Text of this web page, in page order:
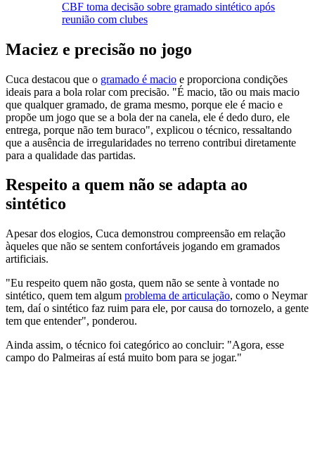
CBF toma decisão sobre gramado sintético após
reunião com clubes
Maciez e precisão no jogo
Cuca destacou que o gramado é macio e proporciona condições
ideais para a bola rolar com precisão. "É macio, tão ou mais macio
que qualquer gramado, de grama mesmo, porque ele é macio e
propõe um jogo que se a bola der na canela, ele é dedo duro, ele
entrega, porque não tem buraco", explicou o técnico, ressaltando
que a ausência de irregularidades no terreno contribui diretamente
para a qualidade das partidas.
Respeito a quem não se adapta ao
sintético
Apesar dos elogios, Cuca demonstrou compreensão em relação
àqueles que não se sentem confortáveis jogando em gramados
artificiais.
"Eu respeito quem não gosta, quem não se sente à vontade no
sintético, quem tem algum problema de articulação, como o Neymar
tem, daí o sintético faz ruim para ele, por causa do tornozelo, a gente
tem que entender", ponderou.
Ainda assim, o técnico foi categórico ao concluir: "Agora, esse
campo do Palmeiras aí está muito bom para se jogar."